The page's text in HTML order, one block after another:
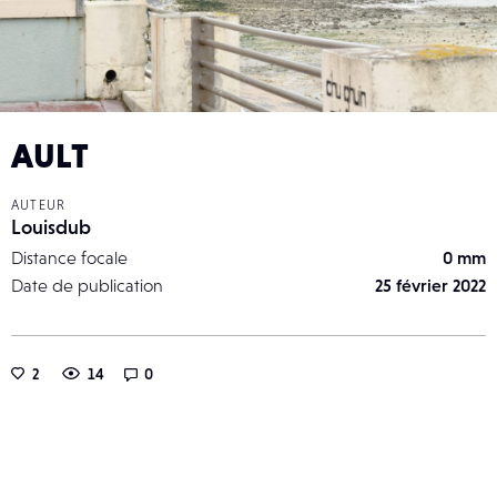
AULT
AUTEUR
Louisdub
Distance focale
0 mm
Date de publication
25 février 2022
2 14 0